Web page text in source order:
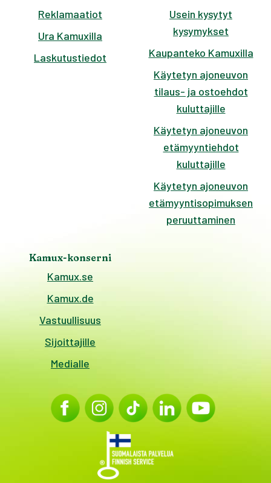
Reklamaatiot
Ura Kamuxilla
Laskutustiedot
Usein kysytyt
kysymykset
Kaupanteko Kamuxilla
Käytetyn ajoneuvon
tilaus- ja ostoehdot
kuluttajille
Käytetyn ajoneuvon
etämyyntiehdot
kuluttajille
Käytetyn ajoneuvon
etämyyntisopimuksen
peruuttaminen
Kamux-konserni
Kamux.se
Kamux.de
Vastuullisuus
Sijoittajille
Medialle